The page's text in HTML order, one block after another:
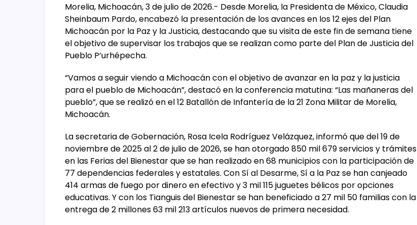
Morelia, Michoacán, 3 de julio de 2026.- Desde Morelia, la Presidenta de México, Claudia
Sheinbaum Pardo, encabezó la presentación de los avances en los 12 ejes del Plan
Michoacán por la Paz y la Justicia, destacando que su visita de este fin de semana tiene
el objetivo de supervisar los trabajos que se realizan como parte del Plan de Justicia del
Pueblo P’urhépecha.
“Vamos a seguir viendo a Michoacán con el objetivo de avanzar en la paz y la justicia
para el pueblo de Michoacán”, destacó en la conferencia matutina: “Las mañaneras del
pueblo”, que se realizó en el 12 Batallón de Infantería de la 21 Zona Militar de Morelia,
Michoacán.
La secretaria de Gobernación, Rosa Icela Rodríguez Velázquez, informó que del 19 de
noviembre de 2025 al 2 de julio de 2026, se han otorgado 850 mil 679 servicios y trámites
en las Ferias del Bienestar que se han realizado en 68 municipios con la participación de
77 dependencias federales y estatales. Con Sí al Desarme, Sí a la Paz se han canjeado
414 armas de fuego por dinero en efectivo y 3 mil 115 juguetes bélicos por opciones
educativas. Y con los Tianguis del Bienestar se han beneficiado a 27 mil 50 familias con la
entrega de 2 millones 63 mil 213 artículos nuevos de primera necesidad.